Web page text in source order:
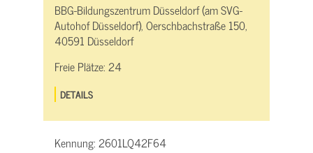
BBG-Bildungszentrum Düsseldorf (am SVG-
Autohof Düsseldorf), Oerschbachstraße 150,
40591 Düsseldorf
Freie Plätze:24
DETAILS
Kennung:2601LQ42F64